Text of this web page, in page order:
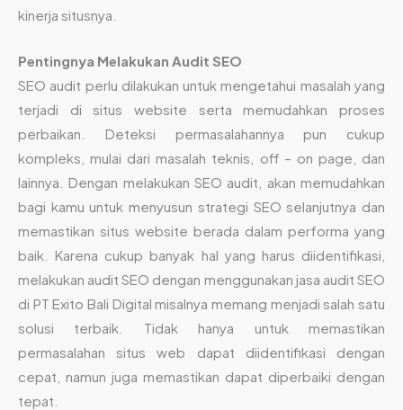
kinerja situsnya.
Pentingnya Melakukan Audit SEO
SEO audit perlu dilakukan untuk mengetahui masalah yang
terjadi di situs website serta memudahkan proses
perbaikan. Deteksi permasalahannya pun cukup
kompleks, mulai dari masalah teknis, off – on page, dan
lainnya. Dengan melakukan SEO audit, akan memudahkan
bagi kamu untuk menyusun strategi SEO selanjutnya dan
memastikan situs website berada dalam performa yang
baik. Karena cukup banyak hal yang harus diidentifikasi,
melakukan audit SEO dengan menggunakan jasa audit SEO
di PT Exito Bali Digital misalnya memang menjadi salah satu
solusi terbaik. Tidak hanya untuk memastikan
permasalahan situs web dapat diidentifikasi dengan
cepat, namun juga memastikan dapat diperbaiki dengan
tepat.